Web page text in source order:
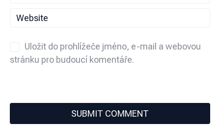
Uložit do prohlížeče jméno, e-mail a webovou
stránku pro budoucí komentáře.